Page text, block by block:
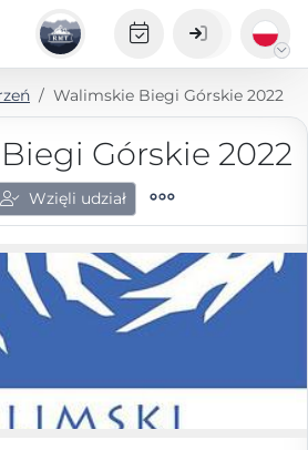
Walimskie Biegi Górskie 2022
Górskie 2022
Wzięli udział